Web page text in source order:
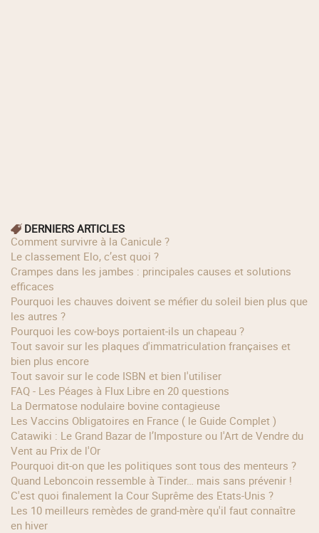
DERNIERS ARTICLES
Comment survivre à la Canicule ?
Le classement Elo, c’est quoi ?
Crampes dans les jambes : principales causes et solutions
efficaces
Pourquoi les chauves doivent se méfier du soleil bien plus que
les autres ?
Pourquoi les cow‑boys portaient‑ils un chapeau ?
Tout savoir sur les plaques d'immatriculation françaises et
bien plus encore
Tout savoir sur le code ISBN et bien l'utiliser
FAQ - Les Péages à Flux Libre en 20 questions
La Dermatose nodulaire bovine contagieuse
Les Vaccins Obligatoires en France ( le Guide Complet )
Catawiki : Le Grand Bazar de l’Imposture ou l'Art de Vendre du
Vent au Prix de l'Or
Pourquoi dit-on que les politiques sont tous des menteurs ?
Quand Leboncoin ressemble à Tinder… mais sans prévenir !
C'est quoi finalement la Cour Suprême des Etats-Unis ?
Les 10 meilleurs remèdes de grand-mère qu'il faut connaître
en hiver